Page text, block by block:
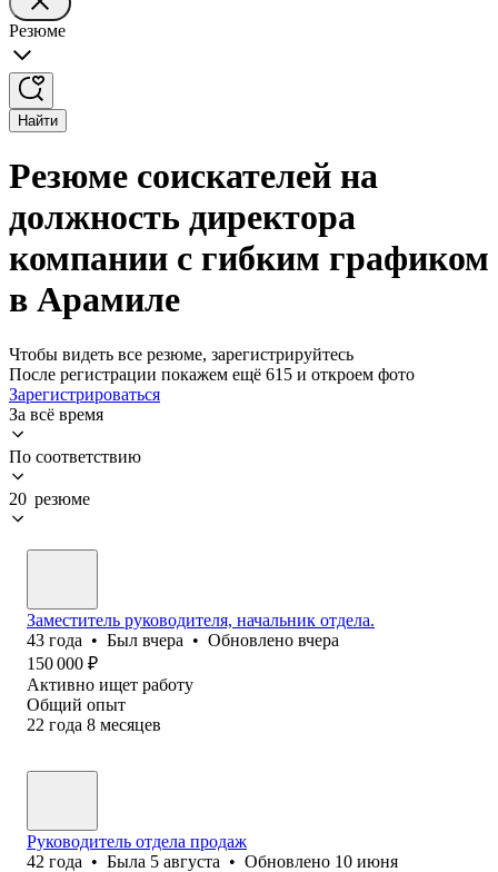
Резюме
Найти
Резюме соискателей на
должность директора
компании с гибким графиком
в Арамиле
Чтобы видеть все резюме, зарегистрируйтесь
После регистрации покажем ещё 615 и откроем фото
Зарегистрироваться
За всё время
По соответствию
20 резюме
Заместитель руководителя, начальник отдела.
43 года • Был вчера • Обновлено вчера
150 000 ₽
Активно ищет работу
Общий опыт
22 года 8 месяцев
Руководитель отдела продаж
42 года • Была 5 августа • Обновлено 10 июня